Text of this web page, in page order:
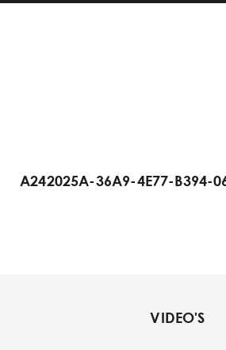
A242025A-36A9-4E77-B394-
VIDEO'S